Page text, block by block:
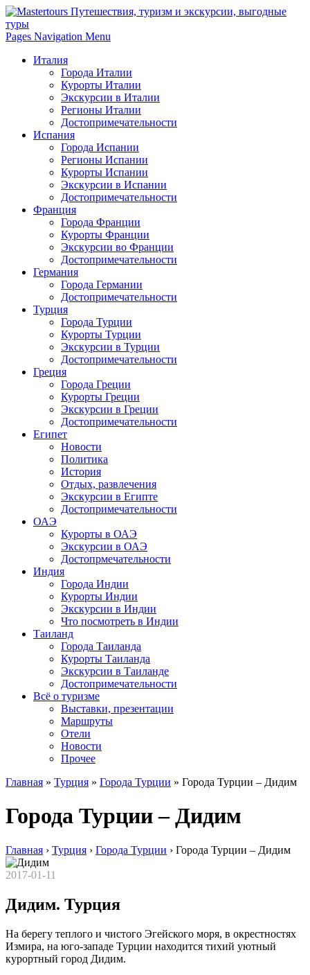
Pages Navigation Menu
Италия
Города Италии
Курорты Италии
Экскурсии в Италии
Регионы Италии
Достопримечательности
Испания
Города Испании
Регионы Испании
Курорты Испании
Экскурсии в Испании
Достопримечательности
Франция
Города Франции
Курорты Франции
Экскурсии во Франции
Достопримечательности
Германия
Города Германии
Достопримечательности
Турция
Города Турции
Курорты Турции
Экскурсии в Турции
Достопримечательности
Греция
Города Греции
Курорты Греции
Экскурсии в Греции
Достопримечательности
Египет
Новости
Политика
История
Отдых, развлечения
Экскурсии в Египте
Достопримечательности
ОАЭ
Курорты в ОАЭ
Экскурсии в ОАЭ
Достопрмечательности
Индия
Города Индии
Курорты Индии
Экскурсии в Индии
Что посмотреть в Индии
Таиланд
Города Таиланда
Курорты Таиланда
Экскурсии в Таиланде
Достопримечательности
Всё о туризме
Выставки, презентации
Маршруты
Отели
Новости
Прочее
Главная » Турция » Города Турции » Города Турции – Дидим
Города Турции – Дидим
Главная › Турция › Города Турции › Города Турции – Дидим
2017-01-11
Дидим. Турция
На берегу теплого и чистого Эгейского моря, в окрестностях
Измира, на юго-западе Турции находится тихий уютный
курортный город Дидим.